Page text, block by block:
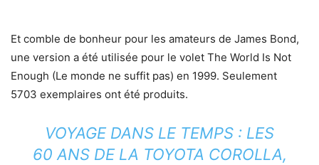
Et comble de bonheur pour les amateurs de James Bond,
une version a été utilisée pour le volet The World Is Not
Enough (Le monde ne suffit pas) en 1999. Seulement
5703 exemplaires ont été produits.
VOYAGE DANS LE TEMPS : LES
60 ANS DE LA TOYOTA COROLLA,